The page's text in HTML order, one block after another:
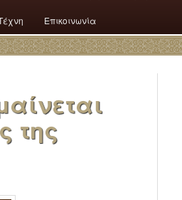
Επικοινωνία
της